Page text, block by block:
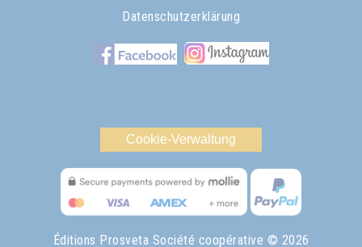
Datenschutzerklärung
Cookie-Verwaltung
Éditions Prosveta Société coopérative © 2026